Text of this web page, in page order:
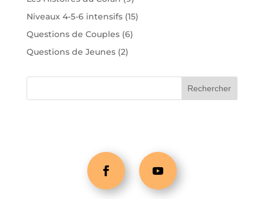
Niveaux 4-5-6 intensifs (15)
Questions de Couples (6)
Questions de Jeunes (2)